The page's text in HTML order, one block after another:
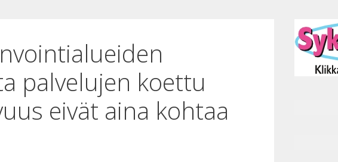
palvelujen koettu
eivät aina kohtaa